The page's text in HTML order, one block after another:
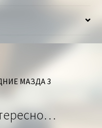
МАЗДА 3